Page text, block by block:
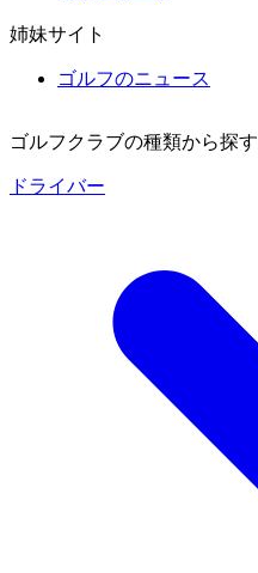
姉妹サイト
ゴルフのニュース
ゴルフクラブの種類から探す
ドライバー